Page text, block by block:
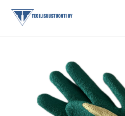
suoraan